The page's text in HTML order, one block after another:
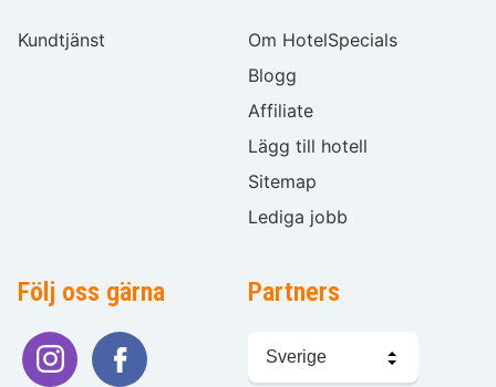
Kundtjänst
Om HotelSpecials
Blogg
Affiliate
Lägg till hotell
Sitemap
Lediga jobb
Följ oss gärna Partners
språk